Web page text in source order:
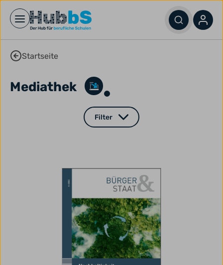
Open main menu
Startseite
Mediathek
Filter